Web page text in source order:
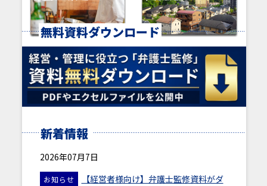
無料資料ダウンロード
新着情報
2026年07月7日
お知らせ
【経営者様向け】弁護士監修資料がダ